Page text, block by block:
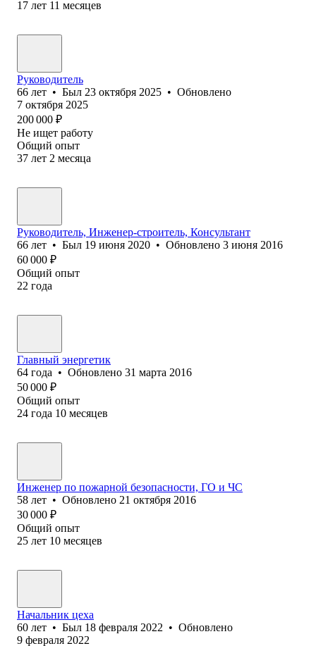
17 лет 11 месяцев
Руководитель
66 лет • Был 23 октября 2025 • Обновлено
7 октября 2025
200 000 ₽
Не ищет работу
Общий опыт
37 лет 2 месяца
Руководитель, Инженер-строитель, Консультант
66 лет • Был 19 июня 2020 • Обновлено 3 июня 2016
60 000 ₽
Общий опыт
22 года
Главный энергетик
64 года • Обновлено 31 марта 2016
50 000 ₽
Общий опыт
24 года 10 месяцев
Инженер по пожарной безопасности, ГО и ЧС
58 лет • Обновлено 21 октября 2016
30 000 ₽
Общий опыт
25 лет 10 месяцев
Начальник цеха
60 лет • Был 18 февраля 2022 • Обновлено
9 февраля 2022